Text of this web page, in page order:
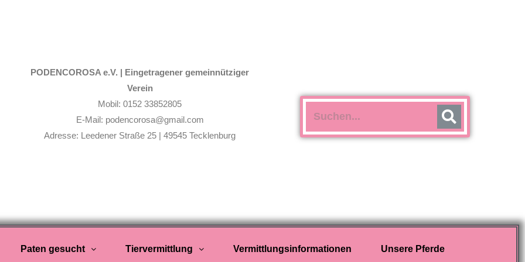
PODENCOROSA e.V. | Eingetragener gemeinnütziger
Verein
Mobil: 0152 33852805
E-Mail: podencorosa@gmail.com
Adresse: Leedener Straße 25 | 49545 Tecklenburg
Paten gesucht Tiervermittlung Vermittlungsinformationen Unsere Pferde